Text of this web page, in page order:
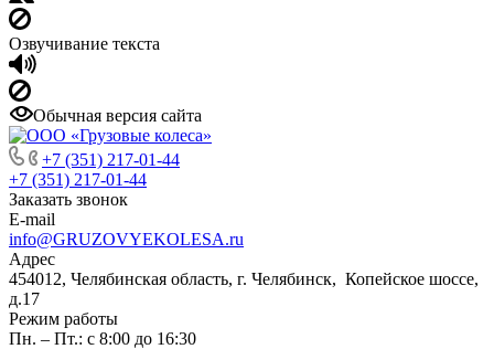
Озвучивание текста
Обычная версия сайта
+7 (351) 217-01-44
+7 (351) 217-01-44
Заказать звонок
E-mail
info@GRUZOVYEKOLESA.ru
Адрес
454012, Челябинская область, г. Челябинск, Копейское шоссе,
д.17
Режим работы
Пн. – Пт.: с 8:00 до 16:30